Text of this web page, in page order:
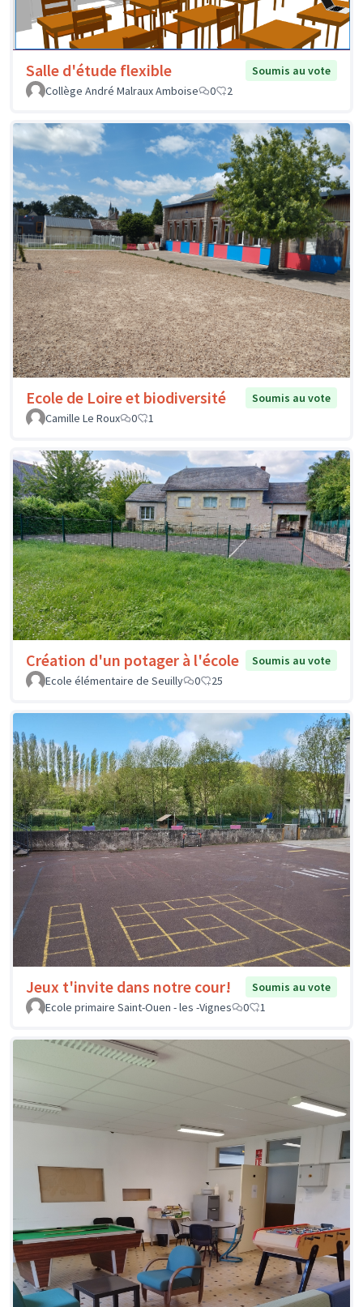
Salle d'étude flexible
Soumis au vote
Collège André Malraux Amboise
0 2
Ecole de Loire et biodiversité
Soumis au vote
Camille Le Roux
0 1
Création d'un potager à l'école
Soumis au vote
Ecole élémentaire de Seuilly
0 25
Jeux t'invite dans notre cour!
Soumis au vote
Ecole primaire Saint-Ouen - les -Vignes
0 1